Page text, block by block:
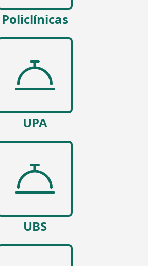
Policlínicas
UPA
UBS